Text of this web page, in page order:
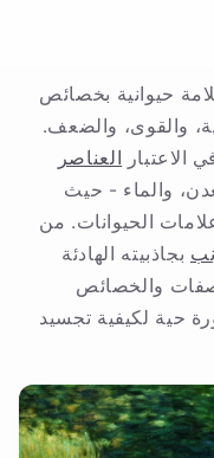
حيوانية بخصائص
والقوى، والضعف.
العناصر
والماء - حيث
الحيوانات. من
بجاذبيته الهادئة
والخصائص
حية لكيفية تجسيد